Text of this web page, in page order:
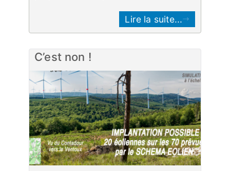
Lire la suite...
C’est non !